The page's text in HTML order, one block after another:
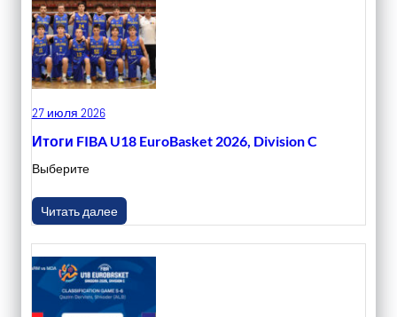
27 июля 2026
Итоги FIBA U18 EuroBasket 2026, Division C
Выберите
Читать далее